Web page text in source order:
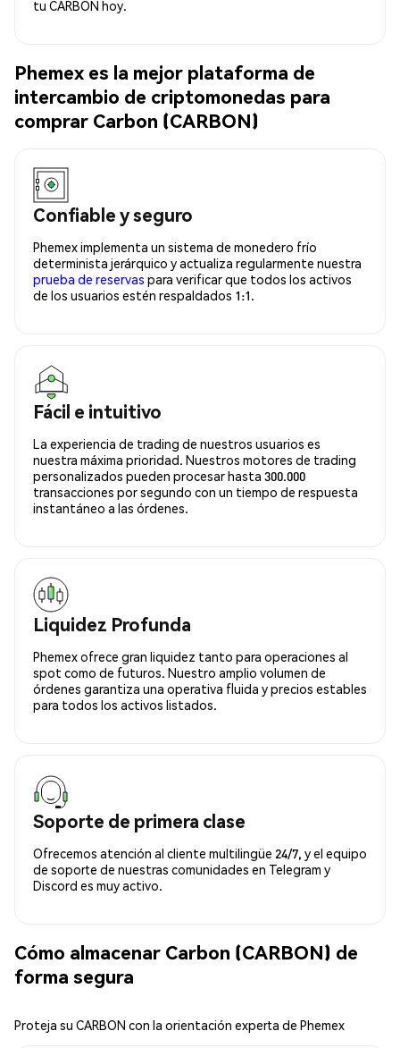
tu CARBON hoy.
Phemex es la mejor plataforma de
intercambio de criptomonedas para
comprar Carbon (CARBON)
Confiable y seguro
Phemex implementa un sistema de monedero frío
determinista jerárquico y actualiza regularmente nuestra
prueba de reservas para verificar que todos los activos
de los usuarios estén respaldados 1:1.
Fácil e intuitivo
La experiencia de trading de nuestros usuarios es
nuestra máxima prioridad. Nuestros motores de trading
personalizados pueden procesar hasta 300.000
transacciones por segundo con un tiempo de respuesta
instantáneo a las órdenes.
Liquidez Profunda
Phemex ofrece gran liquidez tanto para operaciones al
spot como de futuros. Nuestro amplio volumen de
órdenes garantiza una operativa fluida y precios estables
para todos los activos listados.
Soporte de primera clase
Ofrecemos atención al cliente multilingüe 24/7, y el equipo
de soporte de nuestras comunidades en Telegram y
Discord es muy activo.
Cómo almacenar Carbon (CARBON) de
forma segura
Proteja su CARBON con la orientación experta de Phemex